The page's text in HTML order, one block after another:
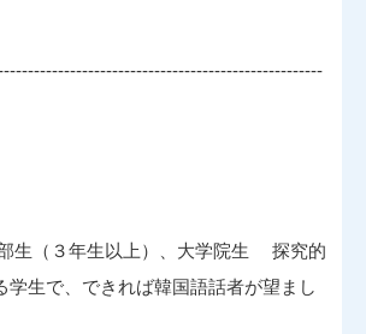
（３年生以上）、大学院生 探究的
学生で、できれば韓国語話者が望まし